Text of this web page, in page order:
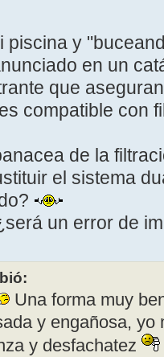
piscina y
en un
que
compatible con
de la
el sistema
un error de
Una forma muy
y engañosa, yo
y desfachatez